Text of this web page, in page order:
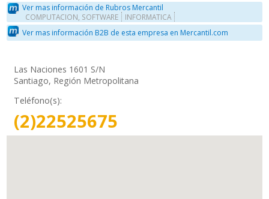
Ver mas información de Rubros Mercantil
COMPUTACION, SOFTWARE INFORMATICA
Ver mas información B2B de esta empresa en Mercantil.com
Las Naciones 1601 S/N
Santiago, Región Metropolitana
Teléfono(s):
(2)22525675